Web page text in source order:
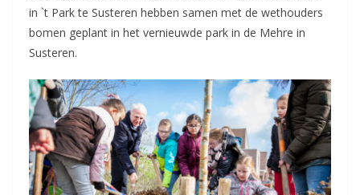
in `t Park te Susteren hebben samen met de wethouders
bomen geplant in het vernieuwde park in de Mehre in
Susteren.